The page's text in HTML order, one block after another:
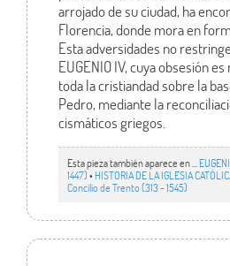
arrojado de su ciudad, ha
Florencia, donde mora en
Esta adversidades no
EUGENIO IV, cuya obsesión
toda la cristiandad sobre la
Pedro, mediante la
cismáticos griegos.
Esta pieza también aparece en ...
1447)• HISTORIA DE LA IGLESIA
Concilio de Trento (313 - 1545)